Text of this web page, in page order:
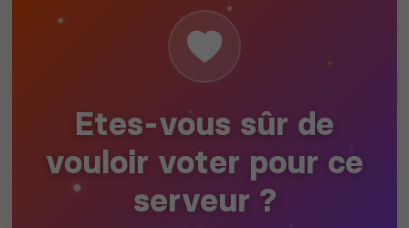
Etes-vous sûr de
vouloir voter pour ce
serveur ?